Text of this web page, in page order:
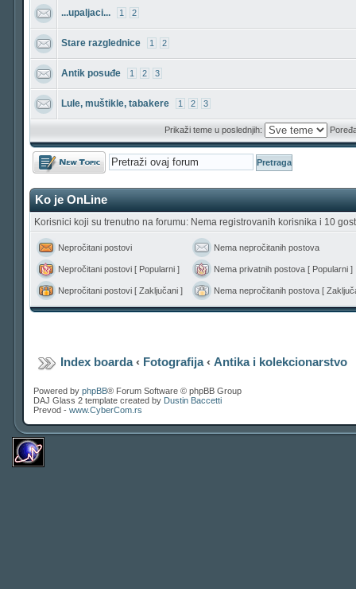
...upaljaci... 1 2
Stare razglednice 1 2
Antik posuđe 1 2 3
Lule, muštikle, tabakere 1 2 3
Prikaži teme u poslednjih:
Počni novu temu
Ko je OnLine
Korisnici koji su trenutno na forumu: Nema registrovanih korisnika i 10
Nepročitani postovi Nema nepročitanih postova
Nepročitani postovi [ Popularni ] Nema privatnih postova [ Popularni ]
Nepročitani postovi [ Zaključani ] Nema nepročitanih postova [
Index boarda‹ Fotografija‹Antika i kolekcionarstvo
Powered by phpBB® Forum Software © phpBB Group
DAJ Glass 2 template created by Dustin Baccetti
Prevod - www.CyberCom.rs